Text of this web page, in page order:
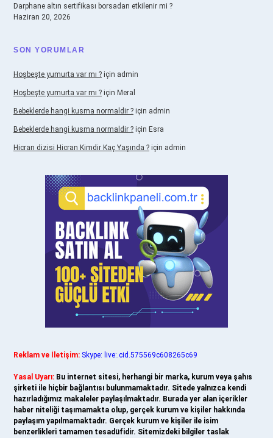
Darphane altın sertifikası borsadan etkilenir mi ?
Haziran 20, 2026
SON YORUMLAR
Hoşbeşte yumurta var mı ? için admin
Hoşbeşte yumurta var mı ? için Meral
Bebeklerde hangi kusma normaldir ? için admin
Bebeklerde hangi kusma normaldir ? için Esra
Hicran dizisi Hicran Kimdir Kaç Yaşında ? için admin
Reklam ve İletişim: Skype: live:.cid.575569c608265c69
Yasal Uyarı: Bu internet sitesi, herhangi bir marka, kurum veya şahıs
şirketi ile hiçbir bağlantısı bulunmamaktadır. Sitede yalnızca kendi
hazırladığımız makaleler paylaşılmaktadır. Burada yer alan içerikler
haber niteliği taşımamakta olup, gerçek kurum ve kişiler hakkında
paylaşım yapılmamaktadır. Gerçek kurum ve kişiler ile isim
benzerlikleri tamamen tesadüfidir. Sitemizdeki bilgiler taslak